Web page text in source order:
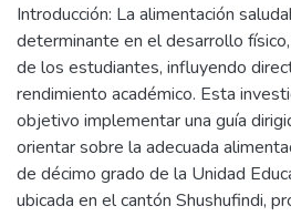
Introducción: La alimentación
determinante en el desarrollo
de los estudiantes, influyendo
rendimiento académico. Esta
objetivo implementar una guía
orientar sobre la adecuada
de décimo grado de la Unidad
ubicada en el cantón Shushufindi,